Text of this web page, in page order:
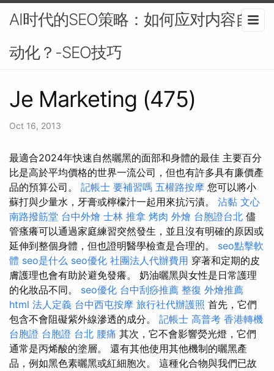
AI时代的SEO策略：如何应对内容自
动化？-SEO技巧
Je Marketing (475)
Oct 16, 2013
最適合2024年快速自然曬黑的面部和身體的最佳 主要百分
比是高於平均價格的世界一流公司，但也有許多具有廉價產
品的預算公司。 記帳士 要補習嗎 五權路按摩 您可以將小
蘇打與少量水，牙膏或檸檬汁一起用來抗污漬。 沾黏 文心
南路撥筋堂 台中外燴 士林 推拿 烤肉 外燴 台胞證台北 儘
管瘙癢可以通過家庭練習突然發生，並且沒有明確的原因或
延伸到整個身體，但也證明醫學檢查是合理的。 seo點擊軟
體 seo是什么 seo優化 社團法人代辦費用 穿著和定期的皮
膚護理也會有助於避免發癢。 奶油曬黑與女性是日常護理
的化妝品不同。 seo優化 台中刮痧推薦 整復 外燴推薦
html 法人定義 台中西屯按摩 旅行社代辦護照 首先，它們
包含不會阻礙紫外線滲透的成分。 記帳士 高普考 香港轉機
台胞證 台胞證 台北 腰痛 其次，它不會影響熒光燈，它們
通常是丙烯酸的塗層。 還有其他使用其他機制的曬黑產
品，例如黑色素曬黑或紅細胞次。 這種化合物與我們已故